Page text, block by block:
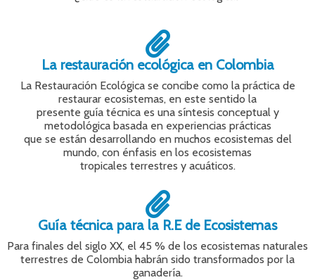
La restauración ecológica en Colombia
La Restauración Ecológica se concibe como la práctica de
restaurar ecosistemas, en este sentido la
presente guía técnica es una síntesis conceptual y
metodológica basada en experiencias prácticas
que se están desarrollando en muchos ecosistemas del
mundo, con énfasis en los ecosistemas
tropicales terrestres y acuáticos.
Guía técnica para la R.E de Ecosistemas
Para finales del siglo XX, el 45 % de los ecosistemas naturales
terrestres de Colombia habrán sido transformados por la
ganadería.